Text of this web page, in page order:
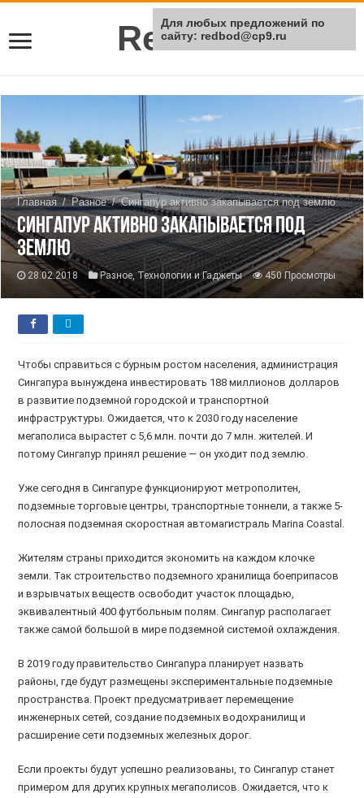
Rei Red
Главная / Разное / Сингапур активно закапывается под землю
Сингапур активно закапывается под
землю
28.02.2018 Разное,Технологии и Гаджеты 450 Просмотры
Чтобы справиться с бурным ростом населения, администрация
Сингапура вынуждена инвестировать 188 миллионов долларов
в развитие подземной городской и транспортной
инфраструктуры. Ожидается, что к 2030 году население
мегаполиса вырастет с 5,6 млн. почти до 7 млн. жителей. И
потому Сингапур принял решение — он уходит под землю.
Уже сегодня в Сингапуре функционируют метрополитен,
подземные торговые центры, транспортные тоннели, а также 5-
полосная подземная скоростная автомагистраль Marina Coastal.
Жителям страны приходится экономить на каждом клочке
земли. Так строительство подземного хранилища боеприпасов
и взрывчатых веществ освободит участок площадью,
эквивалентный 400 футбольным полям. Сингапур располагает
также самой большой в мире подземной системой охлаждения.
В 2019 году правительство Сингапура планирует назвать
районы, где будут размещены экспериментальные подземные
пространства. Проект предусматривает перемещение
инженерных сетей, создание подземных водохранилищ и
расширение сети подземных железных дорог.
Если проекты будут успешно реализованы, то Сингапур станет
примером для других крупных мегаполисов. Ожидается, что к
Для любых предложений по
сайту: redbod@cp9.ru